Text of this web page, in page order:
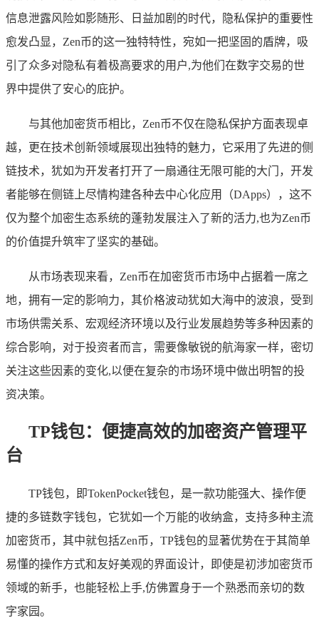
信息泄露风险如影随形、日益加剧的时代，隐私保护的重要性
愈发凸显，Zen币的这一独特特性，宛如一把坚固的盾牌，吸
引了众多对隐私有着极高要求的用户,为他们在数字交易的世
界中提供了安心的庇护。
与其他加密货币相比，Zen币不仅在隐私保护方面表现卓
越，更在技术创新领域展现出独特的魅力，它采用了先进的侧
链技术，犹如为开发者打开了一扇通往无限可能的大门，开发
者能够在侧链上尽情构建各种去中心化应用（DApps），这不
仅为整个加密生态系统的蓬勃发展注入了新的活力,也为Zen币
的价值提升筑牢了坚实的基础。
从市场表现来看，Zen币在加密货币市场中占据着一席之
地，拥有一定的影响力，其价格波动犹如大海中的波浪，受到
市场供需关系、宏观经济环境以及行业发展趋势等多种因素的
综合影响，对于投资者而言，需要像敏锐的航海家一样，密切
关注这些因素的变化,以便在复杂的市场环境中做出明智的投
资决策。
TP钱包：便捷高效的加密资产管理平
台
TP钱包，即TokenPocket钱包，是一款功能强大、操作便
捷的多链数字钱包，它犹如一个万能的收纳盒，支持多种主流
加密货币，其中就包括Zen币，TP钱包的显著优势在于其简单
易懂的操作方式和友好美观的界面设计，即使是初涉加密货币
领域的新手，也能轻松上手,仿佛置身于一个熟悉而亲切的数
字家园。